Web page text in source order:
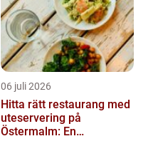
06 juli 2026
Hitta rätt restaurang med
uteservering på
Östermalm: En